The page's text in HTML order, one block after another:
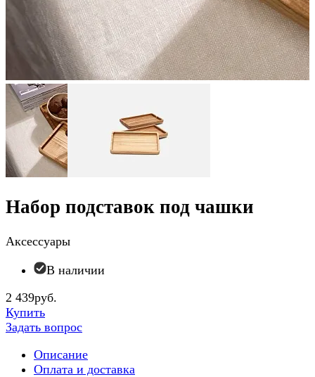
Набор подставок под чашки
Аксессуары
В наличии
2 439руб.
Купить
Задать вопрос
Описание
Оплата и доставка